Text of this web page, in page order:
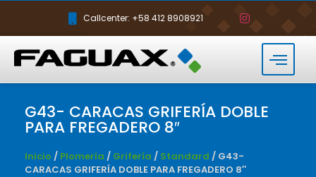
Callcenter: +58 412 8908921
G43- CARACAS GRIFERÍA DOBLE
PARA FREGADERO 8″
Inicio / Plomería / Grifería / Standard / G43-
CARACAS GRIFERÍA DOBLE PARA FREGADERO 8″